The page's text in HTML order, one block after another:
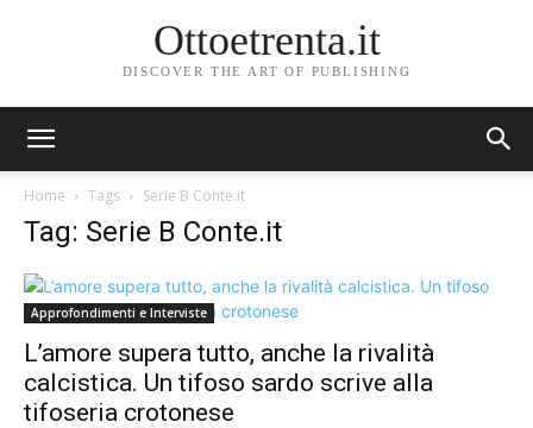
Ottoetrenta.it
DISCOVER THE ART OF PUBLISHING
Home Tags Serie B Conte.it
Tag: Serie B Conte.it
Approfondimenti e Interviste
L’amore supera tutto, anche la rivalità
calcistica. Un tifoso sardo scrive alla
tifoseria crotonese